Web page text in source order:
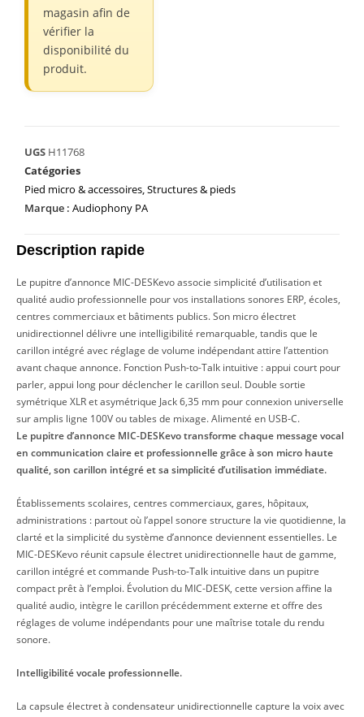
magasin afin de
vérifier la
disponibilité du
produit.
UGS H11768
Catégories
Pied micro & accessoires,Structures & pieds
Marque : Audiophony PA
Description rapide
Le pupitre d’annonce MIC-DESKevo associe simplicité d’utilisation et
qualité audio professionnelle pour vos installations sonores ERP, écoles,
centres commerciaux et bâtiments publics. Son micro électret
unidirectionnel délivre une intelligibilité remarquable, tandis que le
carillon intégré avec réglage de volume indépendant attire l’attention
avant chaque annonce. Fonction Push-to-Talk intuitive : appui court pour
parler, appui long pour déclencher le carillon seul. Double sortie
symétrique XLR et asymétrique Jack 6,35 mm pour connexion universelle
sur amplis ligne 100V ou tables de mixage. Alimenté en USB-C.
Le pupitre d’annonce MIC-DESKevo transforme chaque message vocal
en communication claire et professionnelle grâce à son micro haute
qualité, son carillon intégré et sa simplicité d’utilisation immédiate.
Établissements scolaires, centres commerciaux, gares, hôpitaux,
administrations : partout où l’appel sonore structure la vie quotidienne, la
clarté et la simplicité du système d’annonce deviennent essentielles. Le
MIC-DESKevo réunit capsule électret unidirectionnelle haut de gamme,
carillon intégré et commande Push-to-Talk intuitive dans un pupitre
compact prêt à l’emploi. Évolution du MIC-DESK, cette version affine la
qualité audio, intègre le carillon précédemment externe et offre des
réglages de volume indépendants pour une maîtrise totale du rendu
sonore.
Intelligibilité vocale professionnelle.
La capsule électret à condensateur unidirectionnelle capture la voix avec